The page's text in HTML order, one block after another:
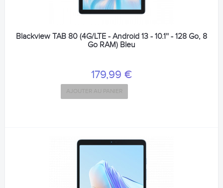
Blackview TAB 80 (4G/LTE - Android 13 - 10.1'' - 128 Go, 8
Go RAM) Bleu
179,99 €
AJOUTER AU PANIER